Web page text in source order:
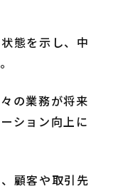
態を示し、中
の業務が将来
ション向上に
顧客や取引先